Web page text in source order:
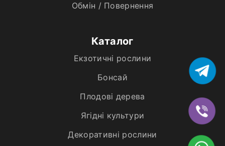
Обмін / Повернення
Каталог
Екзотичні рослини
Бонсай
Плодові дерева
Ягідні культури
Декоративні рослини